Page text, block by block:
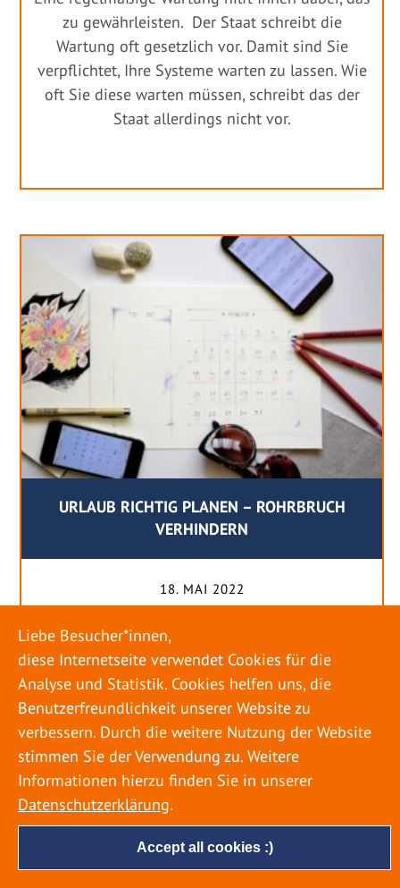
zu gewährleisten. Der Staat schreibt die
Wartung oft gesetzlich vor. Damit sind Sie
verpflichtet, Ihre Systeme warten zu lassen. Wie
oft Sie diese warten müssen, schreibt das der
Staat allerdings nicht vor.
URLAUB RICHTIG PLANEN – ROHRBRUCH
VERHINDERN
18. MAI 2022
genießen ihren Urlaub. Dabei zieht es die Einen
weiter weg, die Anderen bleiben dann doch
lieber in der Heimat. Wenn Sie für eine längere
Zeit wegfahren möchten, gibt es einige Dinge zu
beachten, damit nicht anschließend eine böse
Überraschung auf Sie wartet. Um einen
möglichst entspannten Urlaub zu […]
Accept all cookies :)
Liebe Besucher*innen,
diese Internetseite verwendet Cookies für die
Analyse und Statistik. Cookies helfen uns, die
Benutzerfreundlichkeit unserer Website zu
verbessern. Durch die weitere Nutzung der Website
stimmen Sie der Verwendung zu. Weitere
Informationen hierzu finden Sie in unserer
Datenschutzerklärung.